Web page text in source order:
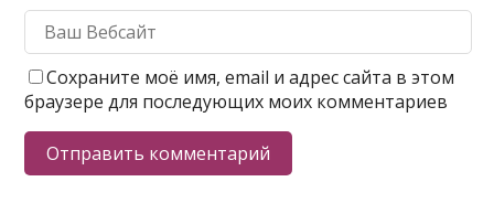
Сохраните моё имя, email и адрес сайта в этом
браузере для последующих моих комментариев